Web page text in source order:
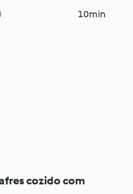
10min
cozido com